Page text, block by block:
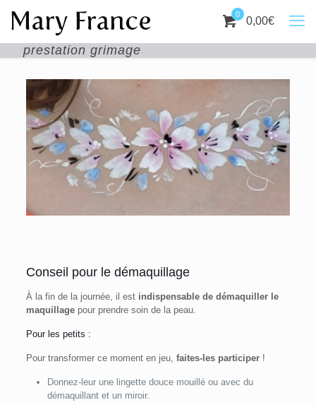
0
0,00€
prestation grimage
Conseil pour le démaquillage
À la fin de la journée, il est indispensable de démaquiller le
maquillagepour prendre soin de la peau.
Pour les petits :
Pour transformer ce moment en jeu, faites-les participer!
Donnez-leur une lingette douce mouillé ou avec du
démaquillant et un miroir.